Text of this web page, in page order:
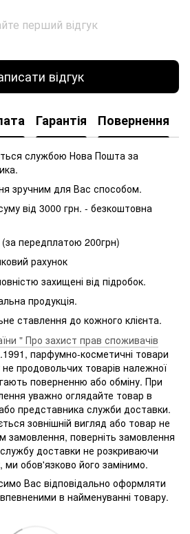
перший відгук
відгук
Гарантія Повернення
службою Нова Пошта за
зручним для Вас способом.
від 3000 грн. - безкоштовна
передплатою 200грн)
рахунок
захищені від підробок.
продукція.
ставлення до кожного клієнта.
" Про захист прав споживачів
парфумно-косметичні товари
продовольчих товарів належної
поверненню або обміну. При
уважно оглядайте товар в
представника служби доставки.
зовнішній вигляд або товар не
замовлення, поверніть замовлення
доставки не розкриваючи
ми обов'язково його замінимо.
Вас відповідально оформляти
в найменуванні товару.